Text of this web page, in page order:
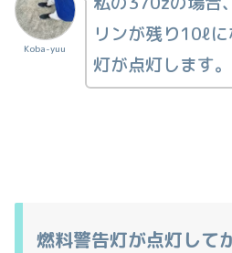
Koba-yuu
リンが残り10ℓ
灯が点灯します。
燃料警告灯が点灯して